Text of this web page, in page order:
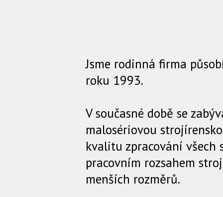
Jsme rodinná firma
roku 1993.
V současné době se
malosériovou
kvalitu zpracování všech
pracovním rozsahem
menších rozměrů.